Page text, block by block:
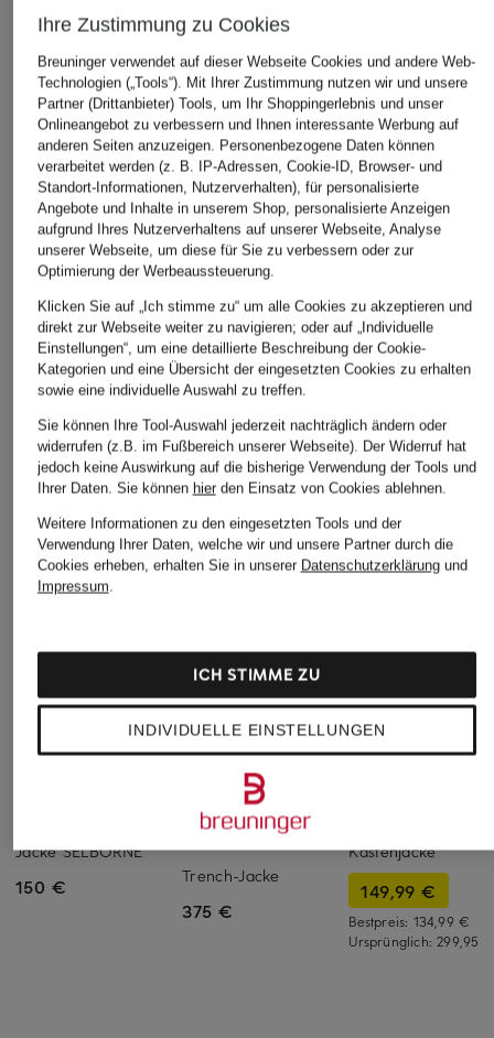
Bestpreis:169,99 €
Ursprünglich:
ÄHNLICHE ARTIKEL ENTDECKEN
Jacke SELBORNE
150 €
POLO RALPH
Trench-Jacke
375 €
Kastenjacke
149,99 €
Bestpreis: 134,99 €
Ursprünglich:299,95 €
Ihre Zustimmung zu Cookies
Breuninger verwendet auf dieser Webseite Cookies und andere Web-
Technologien („Tools“). Mit Ihrer Zustimmung nutzen wir und unsere
Partner (Drittanbieter) Tools, um Ihr Shoppingerlebnis und unser
Onlineangebot zu verbessern und Ihnen interessante Werbung auf
anderen Seiten anzuzeigen. Personenbezogene Daten können
verarbeitet werden (z. B. IP-Adressen, Cookie-ID, Browser- und
Standort-Informationen, Nutzerverhalten), für personalisierte
Angebote und Inhalte in unserem Shop, personalisierte Anzeigen
aufgrund Ihres Nutzerverhaltens auf unserer Webseite, Analyse
unserer Webseite, um diese für Sie zu verbessern oder zur
Optimierung der Werbeaussteuerung.
Klicken Sie auf „Ich stimme zu“ um alle Cookies zu akzeptieren und
direkt zur Webseite weiter zu navigieren; oder auf „Individuelle
Einstellungen“, um eine detaillierte Beschreibung der Cookie-
Kategorien und eine Übersicht der eingesetzten Cookies zu erhalten
sowie eine individuelle Auswahl zu treffen.
Sie können Ihre Tool-Auswahl jederzeit nachträglich ändern oder
widerrufen (z.B. im Fußbereich unserer Webseite). Der Widerruf hat
jedoch keine Auswirkung auf die bisherige Verwendung der Tools und
Ihrer Daten. Sie können hierden Einsatz von Cookies ablehnen.
Weitere Informationen zu den eingesetzten Tools und der
Verwendung Ihrer Daten, welche wir und unsere Partner durch die
Cookies erheben, erhalten Sie in unserer Datenschutzerklärungund
Impressum.
INDIVIDUELLE EINSTELLUNGEN
ICH STIMME ZU